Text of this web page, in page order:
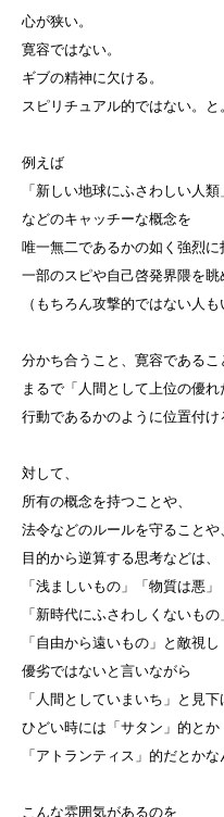
心が狭い。
寛容ではない。
ギブの精神に欠ける。
スピリチュアル的ではない。と
例えば
「新しい地球にふさわしい人類
などのキャッチーな概念を
唯一無二であるかの如く強烈に
一部のスピや自己啓発界隈を眺
（もちろん攻撃的ではない人も
分かち合うこと、寛容であるこ
まるで「人間として上位の優れ
行動であるかのように位置付け
対して、
所有の概念を持つことや、
法令などのルールを守ることや
目的から逆算する思考などは、
「浅ましいもの」「物質は悪」
「新時代にふさわしくないもの
「自由から遠いもの」と敵視し
優劣ではないと言いながら
「人間としていまいち」と見下
ひどい時には「サタン」的とか
「アトランティス」的だとかな
こんな雰囲気があるのを